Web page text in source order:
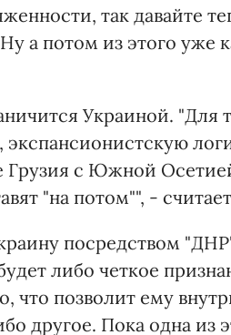
так давайте
а потом из этого уже
Украиной. "Для
Грузия с Южной
"на потом"", -
посредством
либо четкое
что позволит ему
другое. Пока одна из